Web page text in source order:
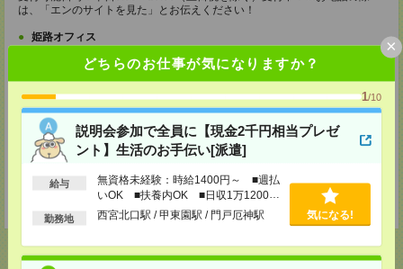
どちらのお仕事が気になりますか？
1/10
説明会参加で全員に【現金2千円相当プレゼ
ント】生活のお手伝い[派遣]
給与
無資格未経験：時給1400円～ ■週払
いOK ■扶養内OK ■日収1万1200円
以上
勤務地 西宮北口駅 / 甲東園駅 / 門戸厄神駅 気になる!
×
は、「エンのサイトを見た」とお伝えください！
姫路オフィス
兵庫県姫路市西駅前町73 姫路ターミナルスクエア5F
■JR姫路駅から徒歩1分
TEL：0120-537-102
担当：パーソルテンプスタッフ(株) 予約専用ダイヤル
受付可能日時：平日9:00～19:00（土日祝を除く）受付中！※お電話の際
は、「エンのサイトを見た」とお伝えください！
登録交通費
【面談付き電話登録】・【面談なしオンライン登録】どちらも来社不要で